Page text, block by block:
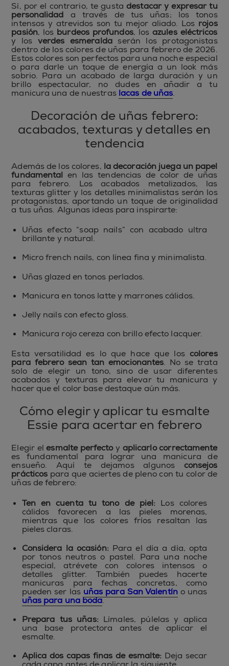
Sí, por el contrario, te gustadestacar y expresar tu
personalidad a través de tus uñas; los tonos
intensos y atrevidos son tu mejor aliado. Los rojos
pasión, los burdeos profundos, losazules eléctricos
y los verdes esmeraldaserán los protagonistas
dentro de los colores de uñas para febrero de 2026.
Estos colores son perfectos para una noche especial
o para darle un toque de energía a un look más
sobrio. Para un acabado de larga duración y un
brillo espectacular, no dudes en añadir a tu
manicura una de nuestras lacas de uñas.
Decoración de uñas febrero:
acabados, texturas y detalles en
tendencia
Además de los colores, la decoración juega un papel
fundamental en las tendencias de color de uñas
para febrero. Los acabados metalizados, las
texturas glitter y los detalles minimalistas serán los
protagonistas, aportando un toque de originalidad
a tus uñas. Algunas ideas para inspirarte:
Uñas efecto “soap nails” con acabado ultra
brillante y natural.
Micro french nails, con línea fina y minimalista.
Uñas glazed en tonos perlados.
Manicura en tonos latte y marrones cálidos.
Jelly nails con efecto gloss.
Manicura rojo cereza con brillo efecto lacquer.
Esta versatilidad es lo que hace que los colores
para febrero sean tan emocionantes. No se trata
solo de elegir un tono, sino de usar diferentes
acabados y texturas para elevar tu manicura y
hacer que el color base destaque aún más.
Cómo elegir y aplicar tu esmalte
Essie para acertar en febrero
Elegir elesmalte perfectoy aplicarlo correctamente
es fundamental para lograr una manicura de
ensueño. Aquí te dejamos algunos consejos
prácticos para que aciertes de pleno con tu color de
uñas de febrero:
Ten en cuenta tu tono de piel: Los colores
cálidos favorecen a las pieles morenas,
mientras que los colores fríos resaltan las
pieles claras.
Considera la ocasión:Para el día a día, opta
por tonos neutros o pastel. Para una noche
especial, atrévete con colores intensos o
detalles glitter. También puedes hacerte
manicuras para fechas concretas, como
pueden ser las uñas para San Valentíno unas
uñas para una boda.
Prepara tus uñas:Límales, púlelas y aplica
una base protectora antes de aplicar el
esmalte.
Aplica dos capas finas de esmalte: Deja secar